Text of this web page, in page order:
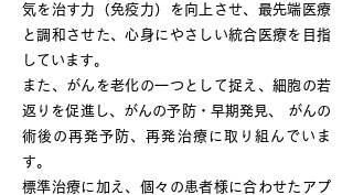
気を治す力（免疫力）を向上させ、最先端医療
と調和させた、心身にやさしい統合医療を目指
しています。
また、がんを老化の一つとして捉え、細胞の若
返りを促進し、がんの予防・早期発見、 がんの
術後の再発予防、再発治療に取り組んでいま
す。
標準治療に加え、個々の患者様に合わせたアプ